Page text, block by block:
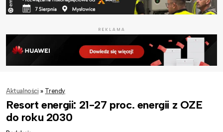
REKLAMA
Aktualności » Trendy
Resort energii: 21-27 proc. energii z OZE
do roku 2030